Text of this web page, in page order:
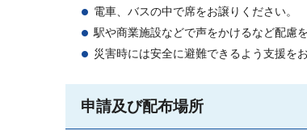
電車、バスの中で席をお譲りください。
駅や商業施設などで声をかけるなど配慮
災害時には安全に避難できるよう支援を
申請及び配布場所